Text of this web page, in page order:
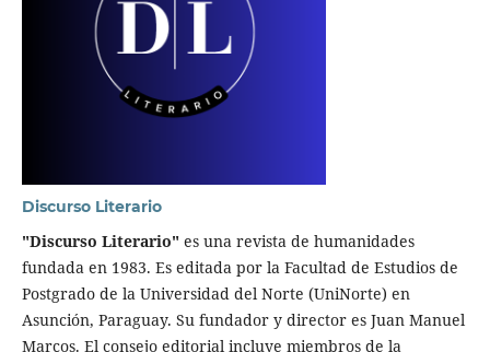
Discurso Literario
"Discurso Literario" es una revista de humanidades
fundada en 1983. Es editada por la Facultad de Estudios de
Postgrado de la Universidad del Norte (UniNorte) en
Asunción, Paraguay. Su fundador y director es Juan Manuel
Marcos. El consejo editorial incluye miembros de la